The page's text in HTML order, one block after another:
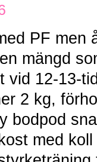
PF men
mängd
vid 12-13-
2 kg,
bodpod
med